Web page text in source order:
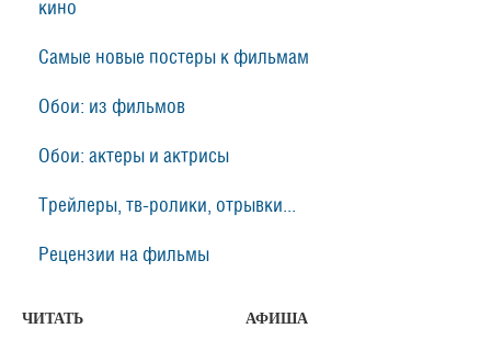
кино
Самые новые постеры к фильмам
Обои: из фильмов
Обои: актеры и актрисы
Трейлеры, тв-ролики, отрывки...
Рецензии на фильмы
ЧИТАТЬ АФИША